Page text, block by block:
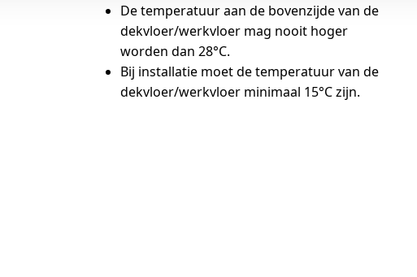
De temperatuur aan de bovenzijde van de
dekvloer/werkvloer mag nooit hoger
worden dan 28°C.
Bij installatie moet de temperatuur van de
dekvloer/werkvloer minimaal 15°C zijn.